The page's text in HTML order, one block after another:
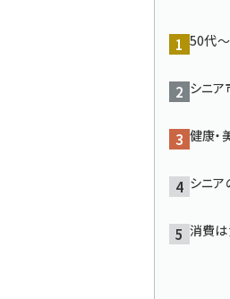
50代〜
シニア
健康・
シニア
消費